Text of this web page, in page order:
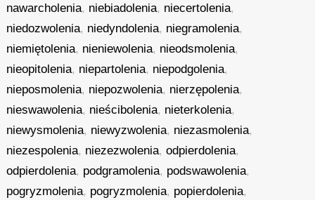
nawarcholenia, niebiadolenia, niecertolenia,
niedozwolenia, niedyndolenia, niegramolenia,
niemiętolenia, nieniewolenia, nieodsmolenia,
nieopitolenia, niepartolenia, niepodgolenia,
nieposmolenia, niepozwolenia, nierzępolenia,
nieswawolenia, nieścibolenia, nieterkolenia,
niewysmolenia, niewyzwolenia, niezasmolenia,
niezespolenia, niezezwolenia,odpierdolenia,
odpierdolenia, podgramolenia, podswawolenia,
pogryzmolenia, pogryzmolenia, popierdolenia,